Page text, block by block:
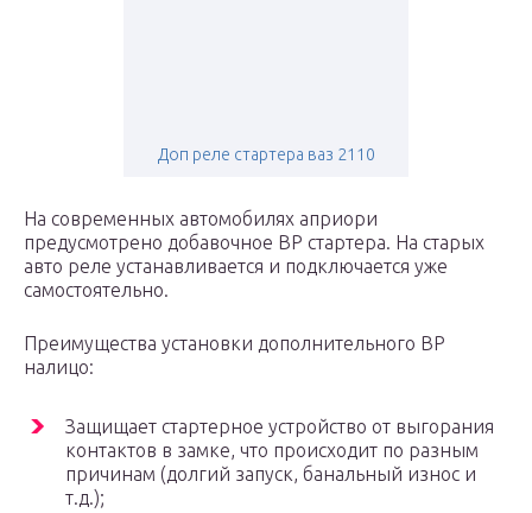
Доп реле стартера ваз 2110
На современных автомобилях априори
предусмотрено добавочное ВР стартера. На старых
авто реле устанавливается и подключается уже
самостоятельно.
Преимущества установки дополнительного ВР
налицо:
Защищает стартерное устройство от выгорания
контактов в замке, что происходит по разным
причинам (долгий запуск, банальный износ и
т.д.);